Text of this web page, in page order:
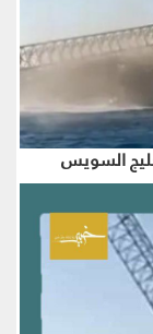
السويس